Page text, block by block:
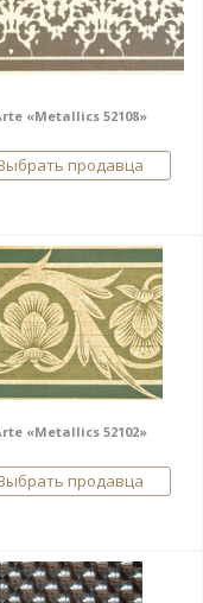
«Metallics 52108»
продавца
«Metallics 52102»
продавца